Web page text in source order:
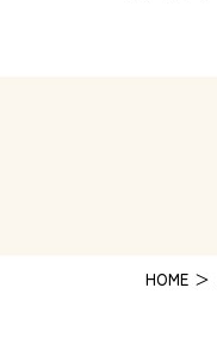
HOME